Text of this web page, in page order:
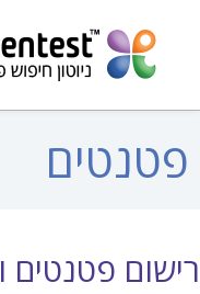
פטנטים
רישום פטנטים